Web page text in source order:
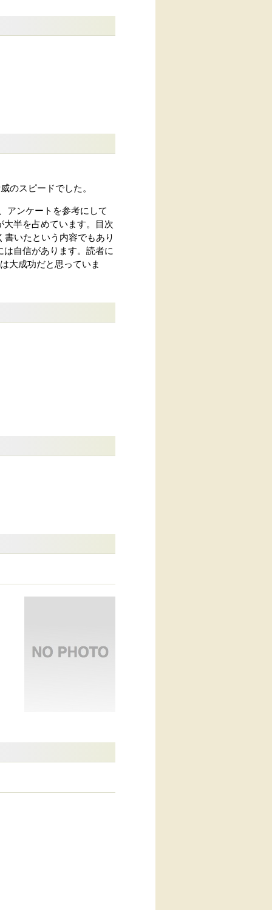
のスピードでした。
アンケートを参考にして
半を占めています。目次
いたという内容でもあり
自信があります。読者に
大成功だと思っていま